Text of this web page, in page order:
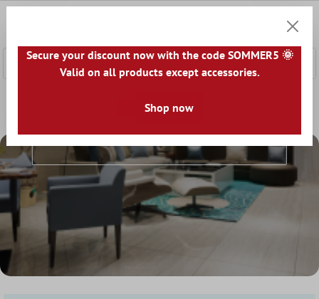
Noviteti
Noviteti
Secure your discount now with the code SOMMER5 🌞
Valid on all products except accessories.
Shop now